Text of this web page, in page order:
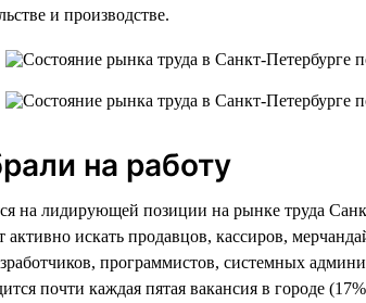
и производстве.
на работу
на лидирующей позиции на рынке труда
активно искать продавцов, кассиров,
программистов, системных
почти каждая пятая вакансия в городе